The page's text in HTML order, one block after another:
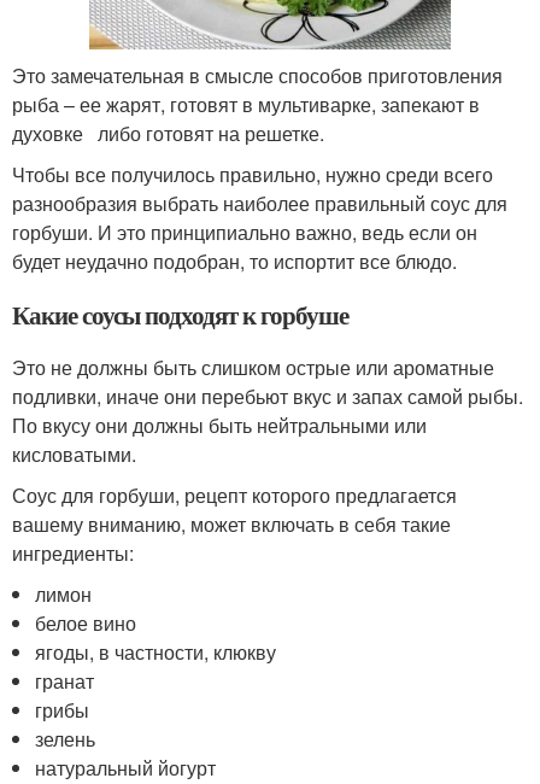
Это замечательная в смысле способов приготовления
рыба – ее жарят, готовят в мультиварке, запекают в
духовке либо готовят на решетке.
Чтобы все получилось правильно, нужно среди всего
разнообразия выбрать наиболее правильный соус для
горбуши. И это принципиально важно, ведь если он
будет неудачно подобран, то испортит все блюдо.
Какие соусы подходят к горбуше
Это не должны быть слишком острые или ароматные
подливки, иначе они перебьют вкус и запах самой рыбы.
По вкусу они должны быть нейтральными или
кисловатыми.
Соус для горбуши, рецепт которого предлагается
вашему вниманию, может включать в себя такие
ингредиенты:
лимон
белое вино
ягоды, в частности, клюкву
гранат
грибы
зелень
натуральный йогурт